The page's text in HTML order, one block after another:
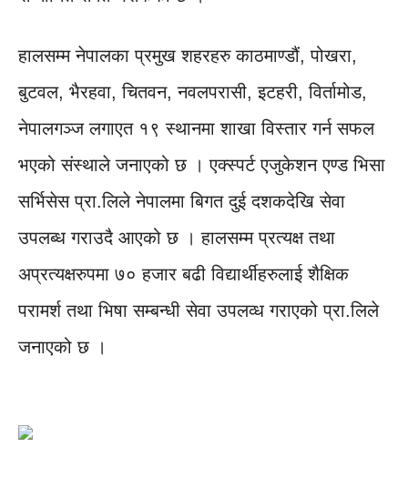
हालसम्म नेपालका प्रमुख शहरहरु काठमाण्डौं, पोखरा,
बुटवल, भैरहवा, चितवन, नवलपरासी, इटहरी, विर्तामोड,
नेपालगञ्ज लगाएत १९ स्थानमा शाखा विस्तार गर्न सफल
भएको संस्थाले जनाएको छ । एक्स्पर्ट एजुकेशन एण्ड भिसा
सर्भिसेस प्रा.लिले नेपालमा बिगत दुई दशकदेखि सेवा
उपलब्ध गराउदै आएको छ । हालसम्म प्रत्यक्ष तथा
अप्रत्यक्षरुपमा ७० हजार बढी विद्यार्थीहरुलाई शैक्षिक
परामर्श तथा भिषा सम्बन्धी सेवा उपलव्ध गराएको प्रा.लिले
जनाएको छ ।